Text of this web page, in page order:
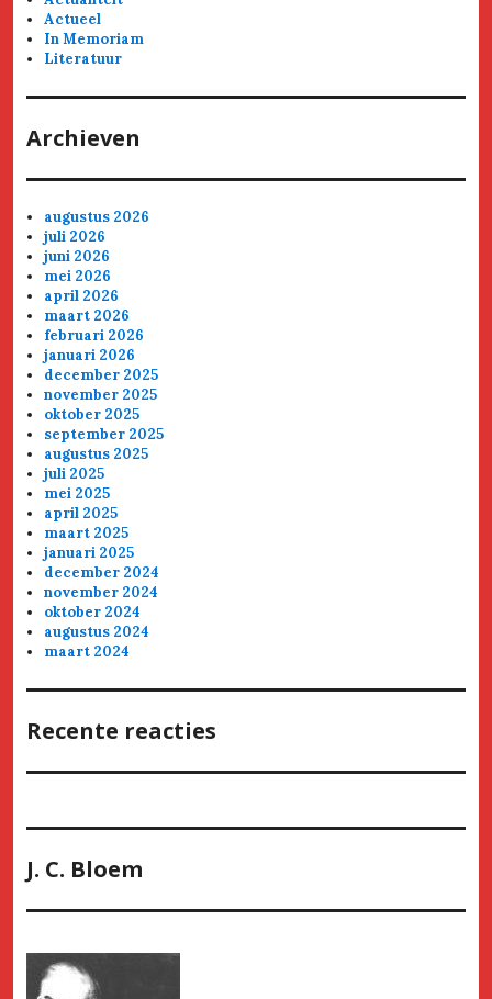
Actueel
In Memoriam
Literatuur
Archieven
augustus 2026
juli 2026
juni 2026
mei 2026
april 2026
maart 2026
februari 2026
januari 2026
december 2025
november 2025
oktober 2025
september 2025
augustus 2025
juli 2025
mei 2025
april 2025
maart 2025
januari 2025
december 2024
november 2024
oktober 2024
augustus 2024
maart 2024
Recente reacties
J. C. Bloem